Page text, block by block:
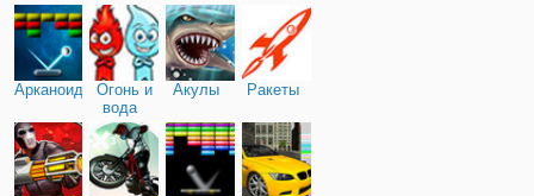
Арканоид
Огонь и
вода
Акулы Ракеты